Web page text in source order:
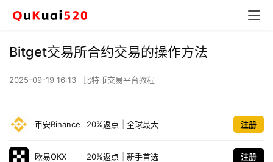
Bitget交易所合约交易的操作方法
2025-09-19 16:13 比特币交易平台教程
币安Binance 20%返点 全球最大 注册
欧易OKX 20%返点 新手首选 注册